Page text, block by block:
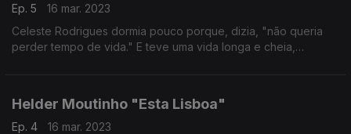
Ep. 5
16 mar. 2023
Celeste Rodrigues dormia pouco porque, dizia, "não queria
perder tempo de vida." E teve uma vida longa e cheia,
Helder Moutinho "Esta Lisboa"
Ep. 4
16 mar. 2023